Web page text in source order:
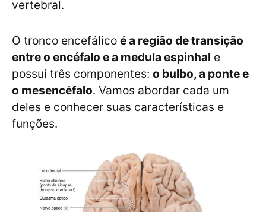
vertebral.
O tronco encefálico é a região de transição
entre o encéfalo e a medula espinhal e
possui três componentes: o bulbo, a ponte e
o mesencéfalo. Vamos abordar cada um
deles e conhecer suas características e
funções.